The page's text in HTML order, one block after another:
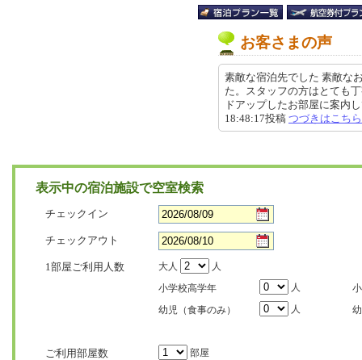
お客さまの声
素敵な宿泊先でした 素敵な
た。スタッフの方はとても
ドアップしたお部屋に案内
18:48:17投稿 つづきはこちら
表示中の宿泊施設で空室検索
チェックイン
チェックアウト
1部屋ご利用人数 大人
人
小学校高学年
人
幼児（食事のみ）
人
ご利用部屋数 部屋